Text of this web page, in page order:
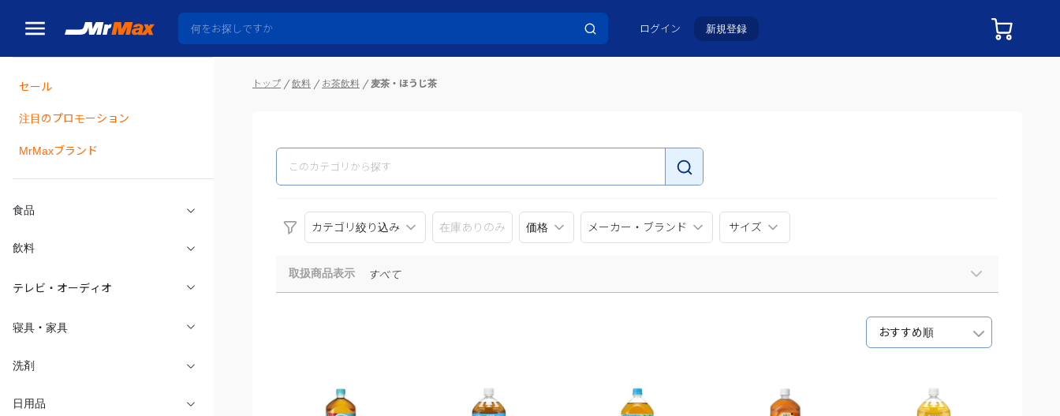
ログイン 新規登録
セール
注目のプロモーション
MrMaxブランド
食品
飲料
テレビ・オーディオ
寝具・家具
洗剤
日用品
トップ 飲料 お茶飲料 麦茶・ほうじ茶
カテゴリ絞り込み 在庫ありのみ 価格 メーカー・ブランド サイズ
取扱商品表示 すべて
おすすめ順